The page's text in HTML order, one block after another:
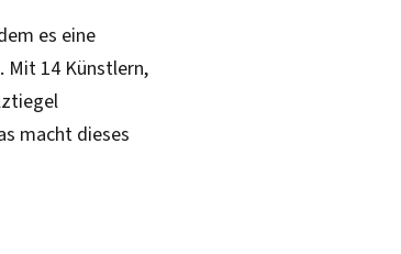
es eine
Mit 14 Künstlern,
macht dieses